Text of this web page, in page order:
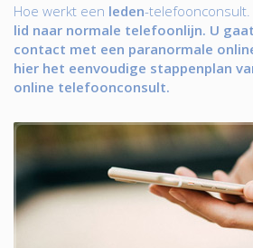
Hoe werkt een leden-telefoonconsult.
lid naar normale telefoonlijn. U
contact met een paranormale
hier het eenvoudige stappenplan
online telefoonconsult.